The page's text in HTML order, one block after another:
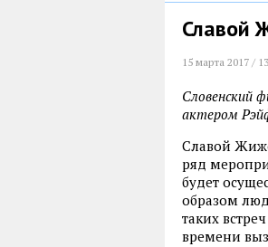
Славой
15 марта 2017 /
Словенский
актером
Славой
ряд
будет
образом
таких
времени